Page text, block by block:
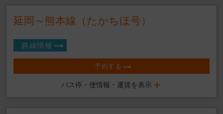
延岡～熊本線（たかちほ号）
路線情報
予約する
バス停・便情報・運賃を表示